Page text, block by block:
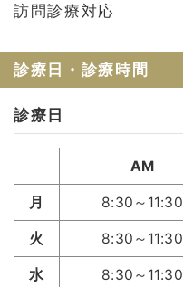
訪問診療対応
診療日・診療時間
診療日
AM
月 8:30～11:30
火 8:30～11:30
水 8:30～11:30